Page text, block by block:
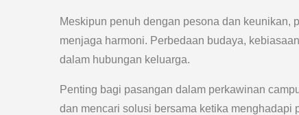
Meskipun penuh dengan pesona dan keunikan,
menjaga harmoni. Perbedaan budaya,
dalam hubungan keluarga.
Penting bagi pasangan dalam perkawinan
dan mencari solusi bersama ketika menghadapi